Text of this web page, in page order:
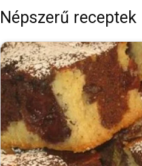
Népszerű receptek